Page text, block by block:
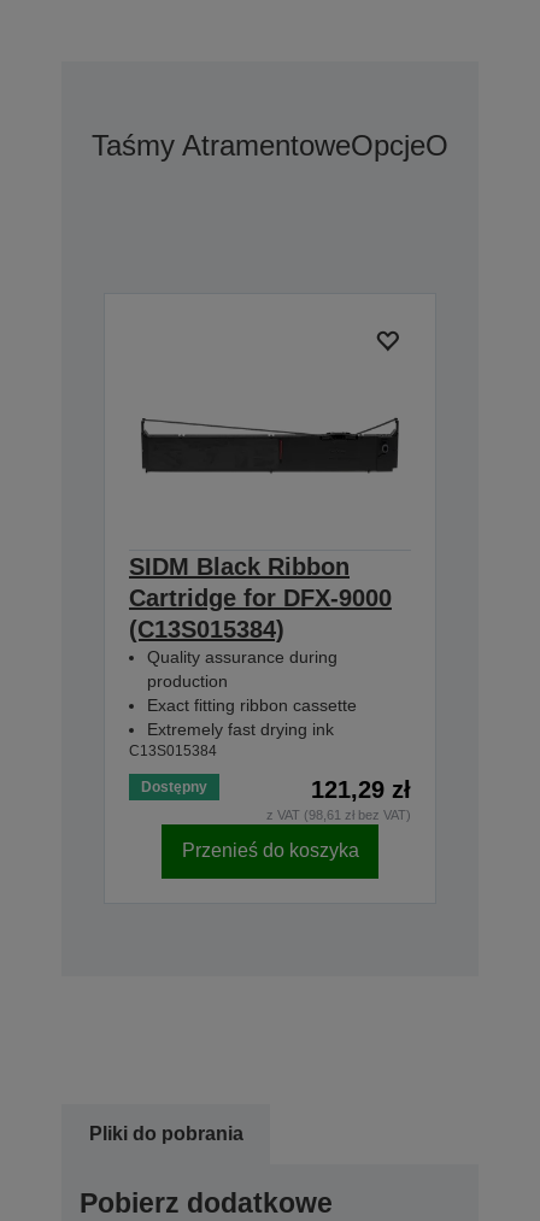
Taśmy AtramentoweOpcjeOpcje
SIDM Black Ribbon
Cartridge for DFX-9000
(C13S015384)
Quality assurance during
production
Exact fitting ribbon cassette
Extremely fast drying ink
C13S015384
Dostępny 121,29 zł
z VAT (98,61 zł bez VAT)
Przenieś do koszyka
Pliki do pobrania
Pobierz dodatkowe